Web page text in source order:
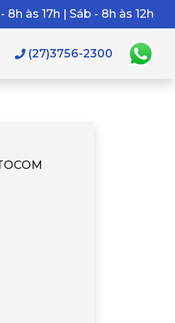
8h às 17h | Sáb - 8h às 12h
(27)3756-2300